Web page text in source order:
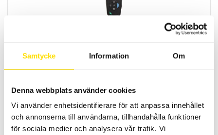
Samtycke Information Om
Denna webbplats använder cookies
Vi använder enhetsidentifierare för att anpassa innehållet
och annonserna till användarna, tillhandahålla funktioner
för sociala medier och analysera vår trafik. Vi
CA1110 Luxmätare med loggerfunktion
Luxmeter med kompensering för LED- lysrör- samt glödjus. Med ett
Bluetooth kommunikation till PC eller Android applikation.